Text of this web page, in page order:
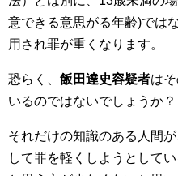
意できる意思がる年齢)では
用され罪が重くなります。
恐らく、 飯田達史容疑者は
いるのではないでしょうか？
それだけの知識のある人間
して罪を軽くしようとして